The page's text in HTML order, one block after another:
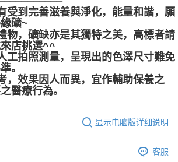
受到完善滋養與淨化，能量和諧，願
礦~
物，礦缺亦是其獨特之美，高標者請
店挑選^^
工拍照測量，呈現出的色澤尺寸難免
。
，效果因人而異，宜作輔助保養之
醫療行為。
显示电脑版详细说明
客服